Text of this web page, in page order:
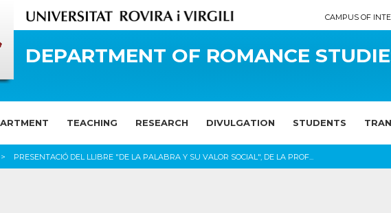
CAMPUS OF
DEPARTMENT OF ROMANCE
TEACHING RESEARCH DIVULGATION STUDENTS
PRESENTACIÓ DEL LLIBRE "DE LA PALABRA Y SU VALOR SOCIAL", DE LA PROF...